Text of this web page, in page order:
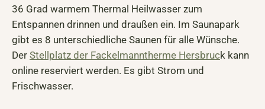
36 Grad warmem Thermal Heilwasser zum
Entspannen drinnen und draußen ein. Im Saunapark
gibt es 8 unterschiedliche Saunen für alle Wünsche.
Der Stellplatz der Fackelmanntherme Hersbruck kann
online reserviert werden. Es gibt Strom und
Frischwasser.